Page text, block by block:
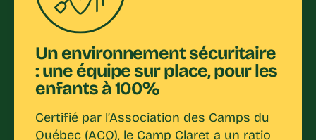
Un environnement sécuritaire
: une équipe sur place, pour les
enfants à 100%
Certifié par l’Association des Camps du
Québec (ACQ), le Camp Claret a un ratio